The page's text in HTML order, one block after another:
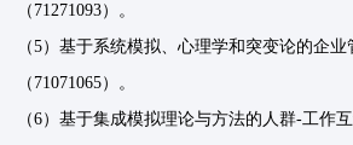
（71271093）。
（5）基于系统模拟、心理学和突变论的企
（71071065）。
（6）基于集成模拟理论与方法的人群-工作